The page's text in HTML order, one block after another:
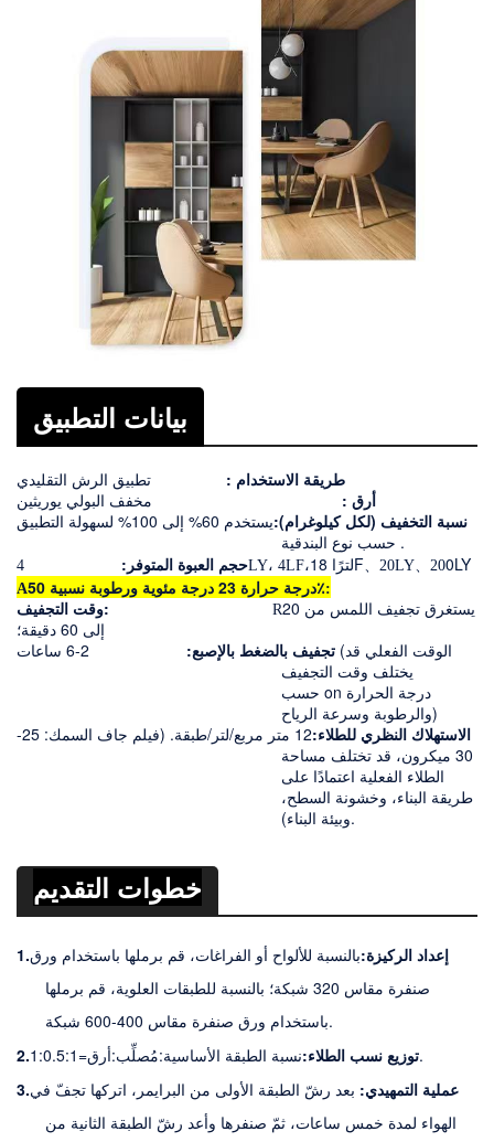
بيانات التطبيق
طريقة الاستخدام :
تطبيق الرش التقليدي
أرق :
مخفف البولي يوريثين
نسبة التخفيف (لكل كيلوغرام):يستخدم 60% إلى 1 00 % لسهولة التطبيق
.
حجم العبوة المتوفر : 4LY، 4LF، 18 لترًاF 20LY、200LY
A درجة حرارة 23 درجة مئوية ورطوبة نسبية 50٪:
وقت التجفيف: Rيستغرق تجفيف اللمس من 20
إلى 60 دقيقة؛
تجفيف بالضغط بالإصبع:
2-6 ساعات (الوقت الفعلي قد
يختلف وقت التجفيف
حسب on درجة الحرارة
والرطوبة وسرعة الرياح)
الاستهلاك النظري للطلاء:12 متر مربع/لتر/طبقة. (فيلم جاف
السمك: 25-
30 ميكرون، قد تختلف مساحة
الطلاء الفعلية اعتمادًا على
طريقة البناء، وخشونة السطح،
وبيئة البناء).
خطوات التقديم
1. إعداد الركيزة:بالنسبة للألواح أو الفراغات، قم برملها باستخدام ورق
صنفرة مقاس 320 شبكة؛ بالنسبة للطبقات العلوية، قم برملها
باستخدام ورق صنفرة مقاس 400-600 شبكة.
2.
توزيع نسب الطلاء:نسبة الطبقة الأساسية:مُصلِّب:أرق=1: 0.5:1
.
3.
عملية التمهيدي: بعد رشّ الطبقة الأولى من البرايمر، اتركها تجفّ في
الهواء لمدة خمس ساعات، ثمّ صنفرها وأعد رشّ الطبقة الثانية من